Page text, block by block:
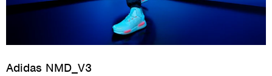
Adidas NMD_V3